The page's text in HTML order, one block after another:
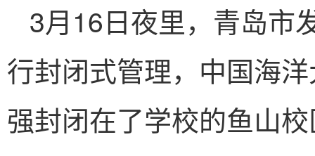
3月16日夜里，青岛市
行封闭式管理，中国海
强封闭在了学校的鱼山